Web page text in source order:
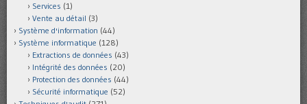
Services (1)
Vente au détail (3)
Système d'information (44)
Système informatique (128)
Extractions de données (43)
Intégrité des données (20)
Protection des données (44)
Sécurité informatique (52)